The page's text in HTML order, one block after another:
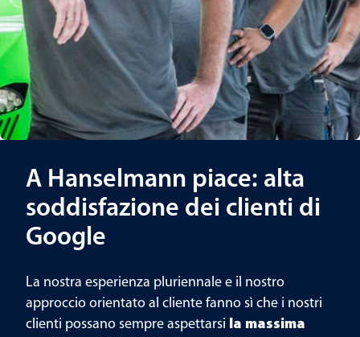
A Hanselmann piace: alta
soddisfazione dei clienti di
Google
La nostra esperienza pluriennale e il nostro
approccio orientato al cliente fanno sì che i nostri
clienti possano sempre aspettarsi la massima